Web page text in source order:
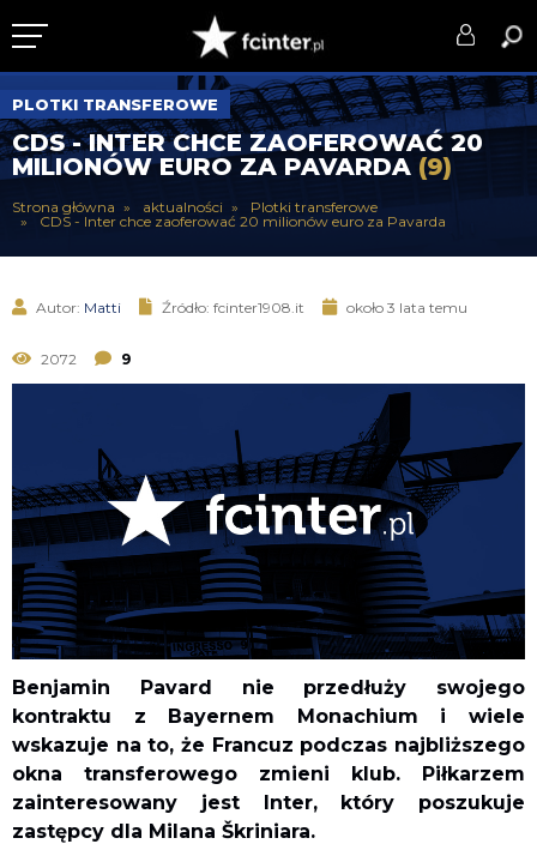
KLUB
DRUŻYNA
SERIE A
PUCHARY
DLA TIFOSICH
SERWIS
PLOTKI TRANSFEROWE
CDS - INTER CHCE ZAOFEROWAĆ 20
MILIONÓW EURO ZA PAVARDA (9)
Strona główna aktualności
Plotki transferowe
CDS - Inter chce zaoferować 20 milionów euro za Pavarda
Autor: Matti Źródło: fcinter1908.it około 3 lata temu
2072 9
Benjamin Pavard nie przedłuży swojego
kontraktu z Bayernem Monachium i wiele
wskazuje na to, że Francuz podczas najbliższego
okna transferowego zmieni klub. Piłkarzem
zainteresowany jest Inter, który poszukuje
zastępcy dla Milana Škriniara.